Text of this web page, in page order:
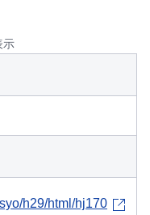
示
h29/html/hj170